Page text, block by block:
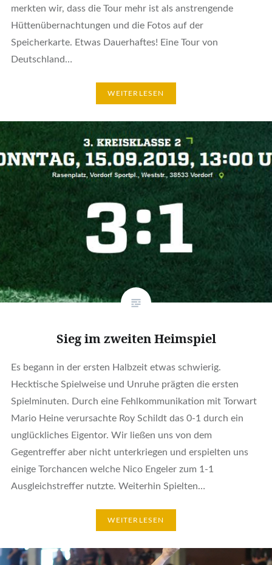
merkten wir, dass die Tour mehr ist als anstrengende
Hüttenübernachtungen und die Fotos auf der
Speicherkarte. Etwas Dauerhaftes! Eine Tour von
Deutschland…
WEITERLESEN
Sieg im zweiten Heimspiel
Es begann in der ersten Halbzeit etwas schwierig.
Hecktische Spielweise und Unruhe prägten die ersten
Spielminuten. Durch eine Fehlkommunikation mit Torwart
Mario Heine verursachte Roy Schildt das 0-1 durch ein
unglückliches Eigentor. Wir ließen uns von dem
Gegentreffer aber nicht unterkriegen und erspielten uns
einige Torchancen welche Nico Engeler zum 1-1
Ausgleichstreffer nutzte. Weiterhin Spielten…
WEITERLESEN